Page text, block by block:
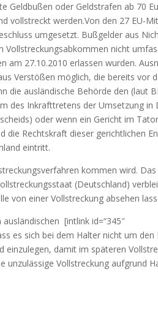
Geldbußen oder Geldstrafen ab 70
vollstreckt werden.Von den 27 EU-
umgesetzt. Bußgelder aus
nicht
am 27.10.2010 erlassen wurden.
Verstößen möglich, die bereits vor
die ausländische Behörde den (laut
des Inkrafttretens der Umsetzung in
oder wenn ein Gericht im
die Rechtskraft dieser gerichtlichen
eintritt.
kommen wird.
(Deutschland)
von einer Vollstreckung absehen
[intlink id=“345″
es sich bei dem Halter nicht um den
einzulegen, damit im späteren
Vollstreckung aufgrund